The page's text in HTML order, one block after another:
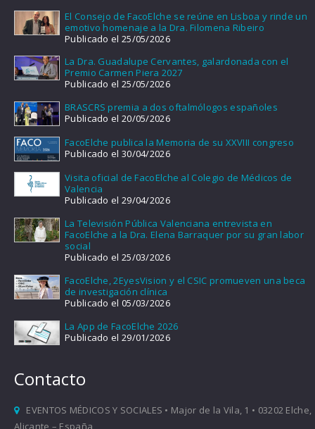
El Consejo de FacoElche se reúne en Lisboa y rinde un
emotivo homenaje a la Dra. Filomena Ribeiro
Publicado el 25/05/2026
La Dra. Guadalupe Cervantes, galardonada con el
Premio Carmen Piera 2027
Publicado el 25/05/2026
BRASCRS premia a dos oftalmólogos españoles
Publicado el 20/05/2026
FacoElche publica la Memoria de su XXVIII congreso
Publicado el 30/04/2026
Visita oficial de FacoElche al Colegio de Médicos de
Valencia
Publicado el 29/04/2026
La Televisión Pública Valenciana entrevista en
FacoElche a la Dra. Elena Barraquer por su gran labor
social
Publicado el 25/03/2026
FacoElche, 2EyesVision y el CSIC promueven una beca
de investigación clínica
Publicado el 05/03/2026
La App de FacoElche 2026
Publicado el 29/01/2026
Contacto
EVENTOS MÉDICOS Y SOCIALES • Major de la Vila, 1 • 03202 Elche,
Alicante – España